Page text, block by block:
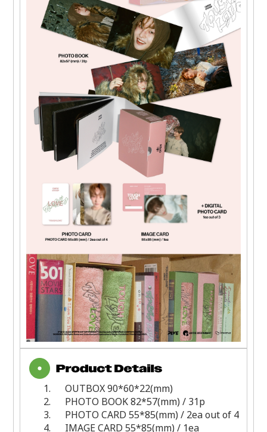
1.
OUTBOX 90*60*22(mm)
2.
PHOTO BOOK 82*57(mm) / 31p
3.
PHOTO CARD 55*85(mm) / 2ea out of 4
4.
IMAGE CARD 55*85(mm) / 1ea